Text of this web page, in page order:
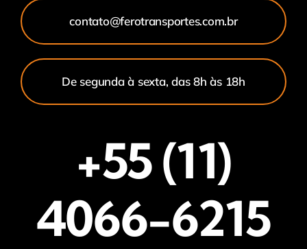
contato@ferotransportes.com.br
De segunda à sexta, das 8h às 18h
+55 (11)
4066-6215